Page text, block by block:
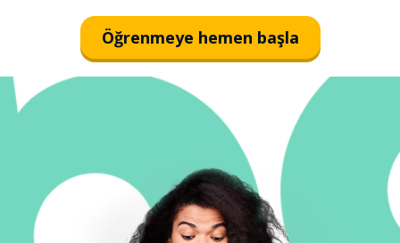
Öğrenmeye hemen başla